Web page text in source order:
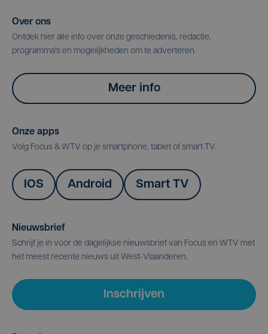
Over ons
Ontdek hier alle info over onze geschiedenis, redactie,
programma's en mogelijkheden om te adverteren.
Meer info
Onze apps
Volg Focus & WTV op je smartphone, tablet of smart TV.
IOS Android Smart TV
Nieuwsbrief
Schrijf je in voor de dagelijkse nieuwsbrief van Focus en WTV met
het meest recente nieuws uit West-Vlaanderen.
Inschrijven